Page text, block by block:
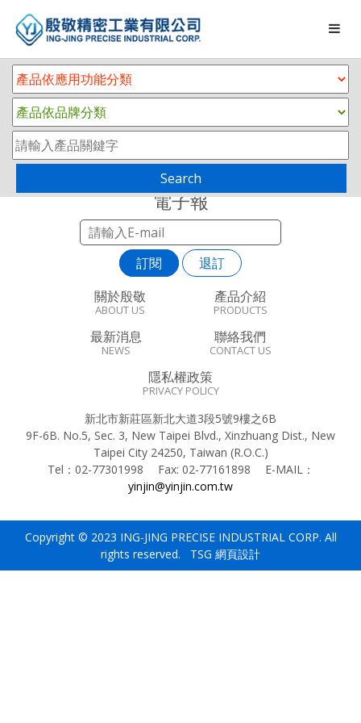
Search
關於殷敬
ABOUT US
產品介紹
PRODUCTS
最新消息
NEWS
聯絡我們
CONTACT US
隱私權政策
PRIVACY POLICY
新北市新莊區新北大道3段5號9樓之6B
9F-6B. No.5, Sec. 3, New Taipei Blvd., Xinzhuang Dist., New
Taipei City 24250, Taiwan (R.O.C.)
Tel： 02-77301998 Fax: 02-77161898 E-MAIL：
yinjin@yinjin.com.tw
電子報
訂閱 退訂
Copyright © 2023 ING-JING PRECISE INDUSTRIAL CORP. All
rights reserved. TSG 網頁設計